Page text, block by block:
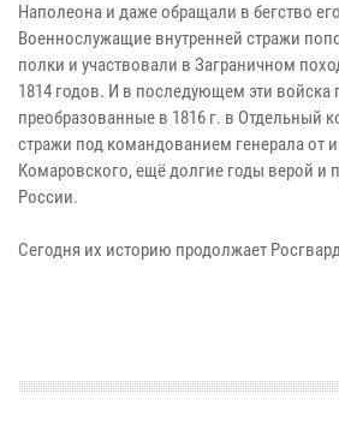
Наполеона и даже обращали в бегство
Военнослужащие внутренней стражи
полки и участвовали в Заграничном
1814 годов. И в последующем эти войска
преобразованные в 1816 г. в Отдельный
стражи под командованием генерала от
Комаровского, ещё долгие годы верой и
России.
Сегодня их историю продолжает